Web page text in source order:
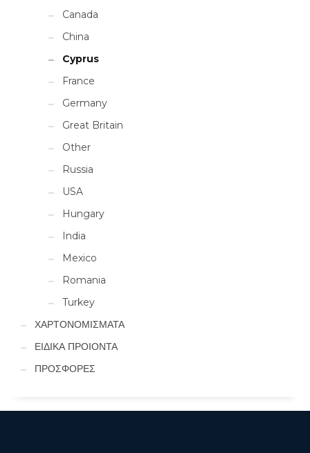
Canada
China
Cyprus
France
Germany
Great Britain
Other
Russia
USA
Hungary
India
Mexico
Romania
Turkey
ΧΑΡΤΟΝΟΜΙΣΜΑΤΑ
ΕΙΔΙΚΑ ΠΡΟΙΟΝΤΑ
ΠΡΟΣΦΟΡΕΣ